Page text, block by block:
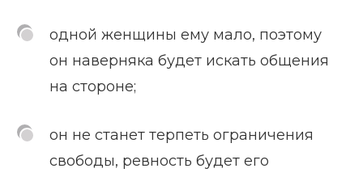
одной женщины ему мало, поэтому
он наверняка будет искать общения
на стороне;
он не станет терпеть ограничения
свободы, ревность будет его